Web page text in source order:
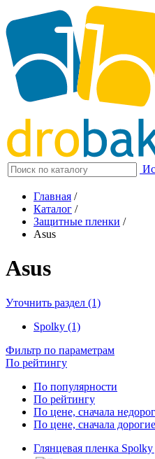
Главная /
Каталог /
Защитные пленки /
Asus
Asus
Уточнить раздел (1)
Spolky (1)
Фильтр по параметрам
По рейтингу
По популярности
По рейтингу
По цене, сначала
По цене, сначала дорогие
Глянцевая пленка